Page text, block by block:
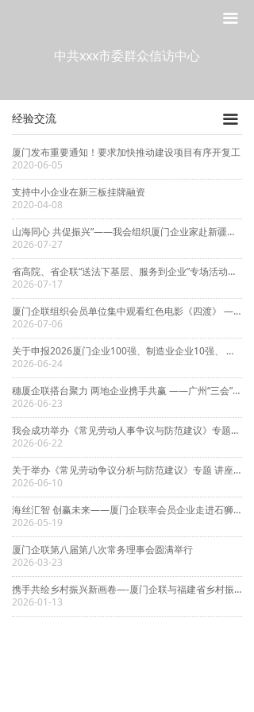
中共xxx市委群众信访中心
끀
走进工委
宣传教育
作风建设
制度建设
政策法规
党建研究
厦门发布重要通知！要求加快推动建设项目有序开复工
2020-06-05
支持中小企业在新三板挂牌融资
2020-04-08
山海同心 共促振兴”——我会组织厦门企业家赴新疆开展党建+产业协作考察交流活动
2026-07-27
省高院、省企联“送法下基层、服务到企业”专场活动在厦门举办
2026-07-17
厦门企联组织会员单位集中观看红色电影《四渡》 ——热烈庆祝中国共产党成立105周年 纪念红军长征胜利90周年
2026-07-06
关于申报2026厦门企业100强、制造业企业10强、 服务业企业10强、专精特新企业10强、绿色企业10强、建筑业企业10强、物流业企业10强、台资企业10强 的通知
2026-06-24
穗厦企联搭台聚力 两地企业携手共赢 ——广州“三会”组织企业家赴厦门考察交流
2026-06-23
我会成功举办《常见劳动人事争议与防范建议》专题讲座
2026-06-22
关于举办《常见劳动争议分析与防范建议》专题 讲座的通知
2026-06-10
海丝汇智 创赢未来——厦门企联率会员企业走进石狮考察交流活动圆满举行
2026-05-19
厦门企联第八届第八次常务理事会圆满举行
2026-03-23
携手共绘乡村振兴新画卷—-厦门企联与福建省乡村振兴服务团座谈交流暨战略合作签约仪式成功举行
2026-01-13
끀
经验交流
通知通告
经验交流